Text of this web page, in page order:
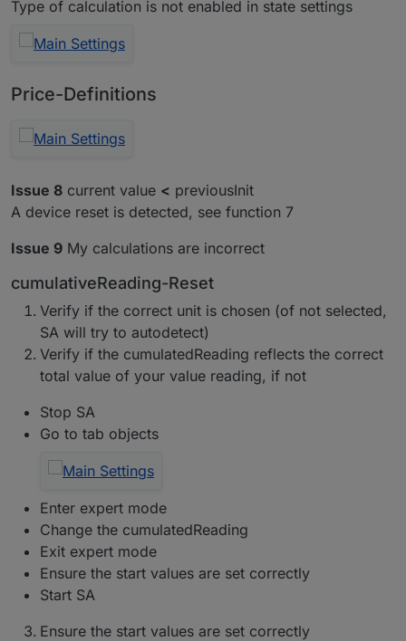
Type of calculation is not enabled in state settings
Price-Definitions
Issue 8 current value < previousInit
A device reset is detected, see function 7
Issue 9 My calculations are incorrect
cumulativeReading-Reset
Verify if the correct unit is chosen (of not selected,
SA will try to autodetect)
Verify if the cumulatedReading reflects the correct
total value of your value reading, if not
Stop SA
Go to tab objects
Enter expert mode
Change the cumulatedReading
Exit expert mode
Ensure the start values are set correctly
Start SA
Ensure the start values are set correctly